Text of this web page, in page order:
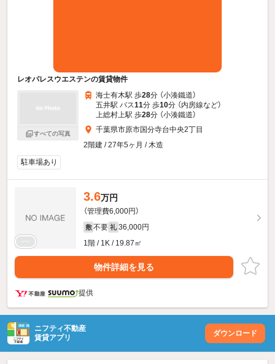
レオパレスウエステンの賃貸物件
すべての写真
海士有木駅 歩28分 （小湊鐵道）
五井駅 バス11分 歩10分 （内房線など）
上総村上駅 歩28分 （小湊鐵道）
千葉県市原市国分寺台中央2丁目
2階建 / 27年5ヶ月 / 木造
駐車場あり
3.6万円
（管理費6,000円）
敷 不要 礼 36,000円
1階 / 1K / 19.87㎡
物件詳細を見る
提供
ニフティ不動産
賃貸アプリ
ダウンロード